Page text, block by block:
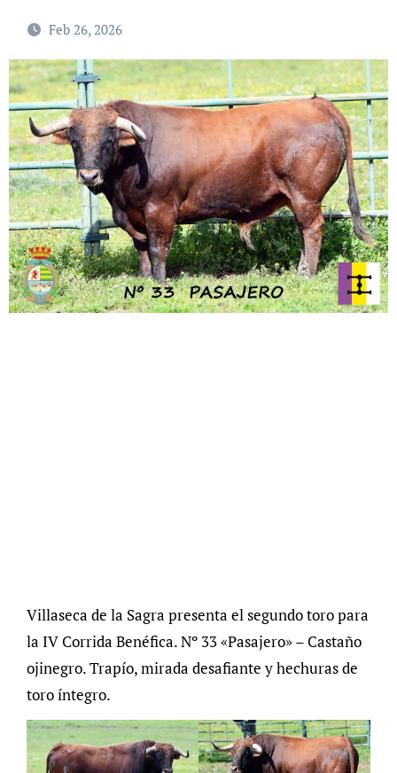
Feb 26, 2026
Villaseca de la Sagra presenta el segundo toro para
la IV Corrida Benéfica. Nº 33 «Pasajero» – Castaño
ojinegro. Trapío, mirada desafiante y hechuras de
toro íntegro.